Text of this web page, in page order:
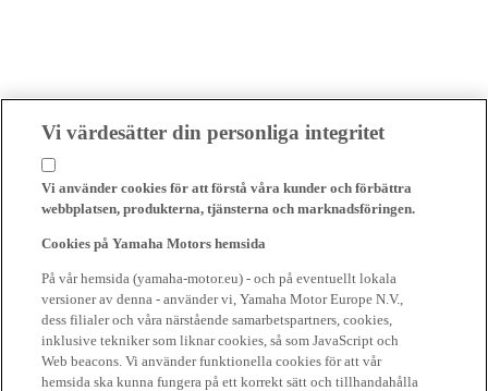
Vi värdesätter din personliga integritet
Vi använder cookies för att förstå våra kunder och förbättra
webbplatsen, produkterna, tjänsterna och marknadsföringen.
Cookies på Yamaha Motors hemsida
På vår hemsida (yamaha-motor.eu) - och på eventuellt lokala
versioner av denna - använder vi, Yamaha Motor Europe N.V.,
dess filialer och våra närstående samarbetspartners, cookies,
inklusive tekniker som liknar cookies, så som JavaScript och
Web beacons. Vi använder funktionella cookies för att vår
hemsida ska kunna fungera på ett korrekt sätt och tillhandahålla